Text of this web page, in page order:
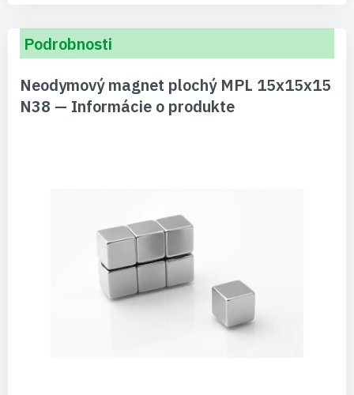
Podrobnosti
Neodymový magnet plochý MPL 15x15x15
N38 — Informácie o produkte